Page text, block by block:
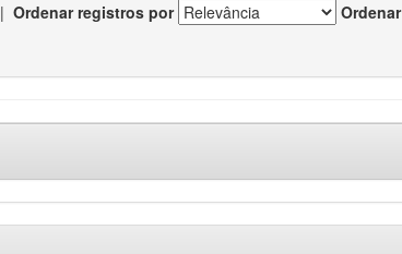
| Ordenar registros por Ordenar